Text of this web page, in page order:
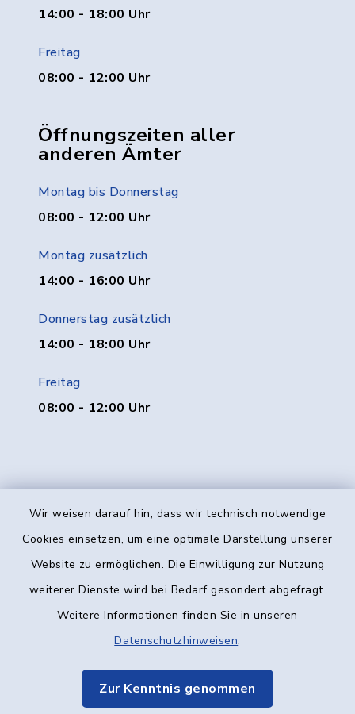
Wir weisen darauf hin, dass wir technisch notwendige
Cookies einsetzen, um eine optimale Darstellung unserer
Website zu ermöglichen. Die Einwilligung zur Nutzung
weiterer Dienste wird bei Bedarf gesondert abgefragt.
Weitere Informationen finden Sie in unseren
Datenschutzhinweisen.
Zur Kenntnis genommen
14:00 - 18:00 Uhr
Freitag
08:00 - 12:00 Uhr
Öffnungszeiten aller
anderen Ämter
Montag bis Donnerstag
08:00 - 12:00 Uhr
Montag zusätzlich
14:00 - 16:00 Uhr
Donnerstag zusätzlich
14:00 - 18:00 Uhr
Freitag
08:00 - 12:00 Uhr
Kontakt
Datenschutz
Elektronische Kommunikation